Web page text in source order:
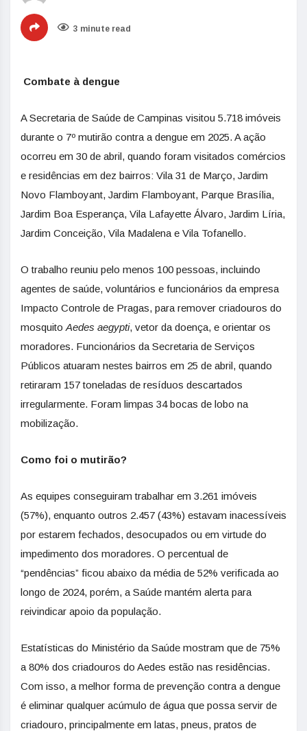
3 minute read
Combate à dengue
A Secretaria de Saúde de Campinas visitou 5.718 imóveis
durante o 7º mutirão contra a dengue em 2025. A ação
ocorreu em 30 de abril, quando foram visitados comércios
e residências em dez bairros: Vila 31 de Março, Jardim
Novo Flamboyant, Jardim Flamboyant, Parque Brasília,
Jardim Boa Esperança, Vila Lafayette Álvaro, Jardim Líria,
Jardim Conceição, Vila Madalena e Vila Tofanello.
O trabalho reuniu pelo menos 100 pessoas, incluindo
agentes de saúde, voluntários e funcionários da empresa
Impacto Controle de Pragas, para remover criadouros do
mosquito Aedes aegypti, vetor da doença, e orientar os
moradores. Funcionários da Secretaria de Serviços
Públicos atuaram nestes bairros em 25 de abril, quando
retiraram 157 toneladas de resíduos descartados
irregularmente. Foram limpas 34 bocas de lobo na
mobilização.
Como foi o mutirão?
As equipes conseguiram trabalhar em 3.261 imóveis
(57%), enquanto outros 2.457 (43%) estavam inacessíveis
por estarem fechados, desocupados ou em virtude do
impedimento dos moradores. O percentual de
“pendências” ficou abaixo da média de 52% verificada ao
longo de 2024, porém, a Saúde mantém alerta para
reivindicar apoio da população.
Estatísticas do Ministério da Saúde mostram que de 75%
a 80% dos criadouros do Aedes estão nas residências.
Com isso, a melhor forma de prevenção contra a dengue
é eliminar qualquer acúmulo de água que possa servir de
criadouro, principalmente em latas, pneus, pratos de